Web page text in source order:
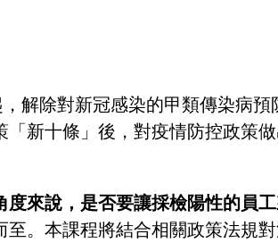
解除對新冠感染的甲類傳染病
新十條」後，對疫情防控政策
度來說，是否要讓採檢陽性的員
。本課程將結合相關政策法規